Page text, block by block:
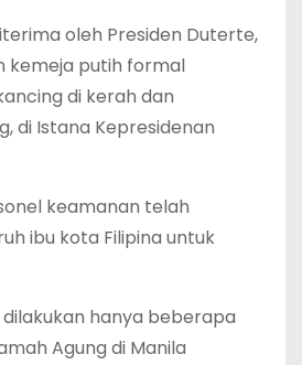
oleh Presiden Duterte,
kemeja putih formal
di kerah dan
di Istana Kepresidenan
keamanan telah
ibu kota Filipina untuk
hanya beberapa
Agung di Manila